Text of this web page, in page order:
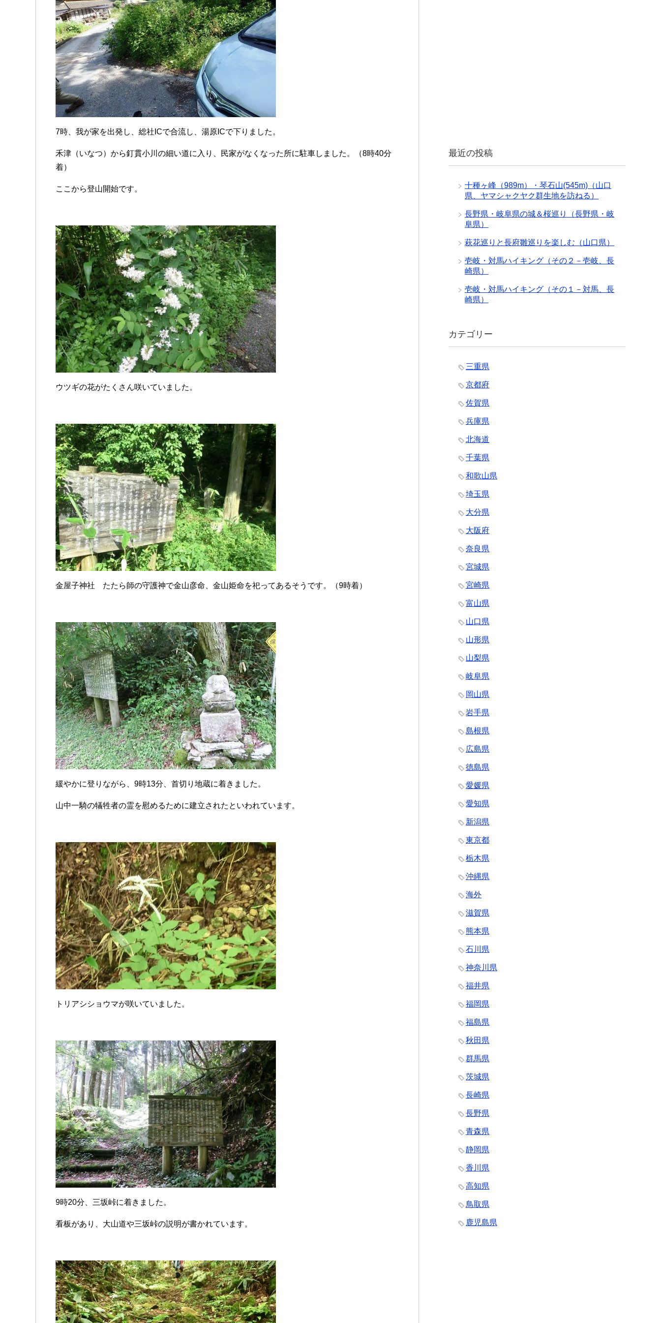
7時、我が家を出発し、総社ICで合流し、湯原ICで下りました。
禾津（いなつ）から釘貫小川の細い道に入り、民家がなくなった所に駐車しました。（8時40分
着）
ここから登山開始です。
ウツギの花がたくさん咲いていました。
金屋子神社 たたら師の守護神で金山彦命、金山姫命を祀ってあるそうです。（9時着）
緩やかに登りながら、9時13分、首切り地蔵に着きました。
山中一騎の犠牲者の霊を慰めるために建立されたといわれています。
トリアシショウマが咲いていました。
9時20分、三坂峠に着きました。
看板があり、大山道や三坂峠の説明が書かれています。
最近の投稿
十種ヶ峰（989m）・琴石山(545m)（山口
県、ヤマシャクヤク群生地を訪ねる）
長野県・岐阜県の城＆桜巡り（長野県・岐
阜県）
萩花巡りと長府雛巡りを楽しむ（山口県）
壱岐・対馬ハイキング（その２－壱岐、長
崎県）
壱岐・対馬ハイキング（その１－対馬、長
崎県）
カテゴリー
三重県
京都府
佐賀県
兵庫県
北海道
千葉県
和歌山県
埼玉県
大分県
大阪府
奈良県
宮城県
宮崎県
富山県
山口県
山形県
山梨県
岐阜県
岡山県
岩手県
島根県
広島県
徳島県
愛媛県
愛知県
新潟県
東京都
栃木県
沖縄県
海外
滋賀県
熊本県
石川県
神奈川県
福井県
福岡県
福島県
秋田県
群馬県
茨城県
長崎県
長野県
青森県
静岡県
香川県
高知県
鳥取県
鹿児島県